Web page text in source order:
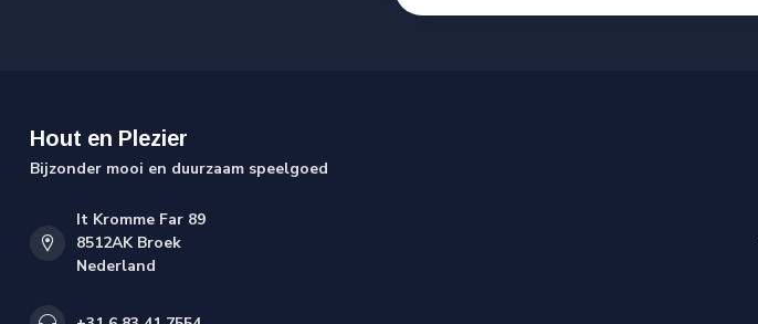
Hout en Plezier
Bijzonder mooi en duurzaam speelgoed
It Kromme Far 89
8512AK Broek
Nederland